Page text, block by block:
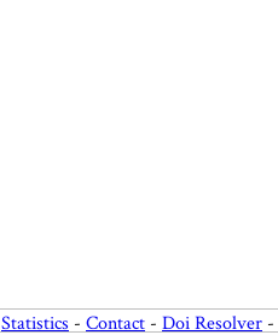
Statistics - Contact - Doi Resolver -